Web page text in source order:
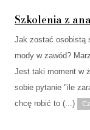
Szkolenia z
Jak zostać osobistą
mody w zawód?
Jest taki moment w
sobie pytanie "ile
chcę robić to (...)